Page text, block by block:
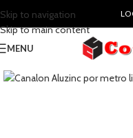
Skip to navigation
Skip to main content
MENU